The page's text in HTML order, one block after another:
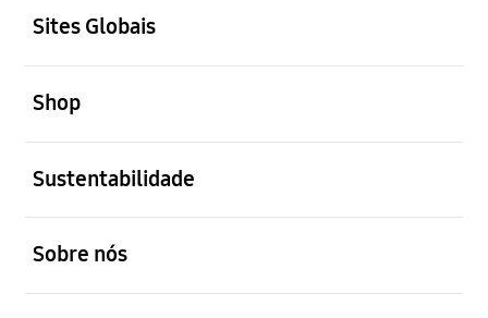
Sites Globais
Shop
Sustentabilidade
Sobre nós